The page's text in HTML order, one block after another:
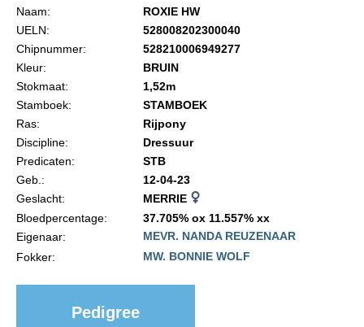
Informatie
Statuten en reglementen
Algemeen
Paardenpaspoort aanvragen
Import registratie
Informatie overschrijven paspoort
Naam:
ROXIE HW
UELN:
528008202300040
Chipnummer:
528210006949277
Kleur:
BRUIN
Stokmaat:
1,52m
Stamboek:
STAMBOEK
Ras:
Rijpony
Discipline:
Dressuur
Predicaten:
STB
Geb.:
12-04-23
Geslacht:
MERRIE
Bloedpercentage:
37.705% ox 11.557% xx
Eigenaar:
MEVR. NANDA REUZENAAR
Fokker:
MW. BONNIE WOLF
Pedigree